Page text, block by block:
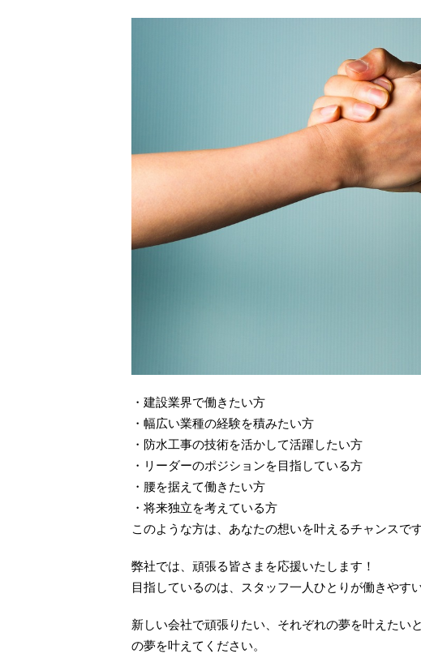
・建設業界で働きたい方
・幅広い業種の経験を積みたい方
・防水工事の技術を活かして活躍したい方
・リーダーのポジションを目指している方
・腰を据えて働きたい方
・将来独立を考えている方
このような方は、あなたの想いを叶えるチャンスで
弊社では、頑張る皆さまを応援いたします！
目指しているのは、スタッフ一人ひとりが働きやす
新しい会社で頑張りたい、それぞれの夢を叶えたい
の夢を叶えてください。